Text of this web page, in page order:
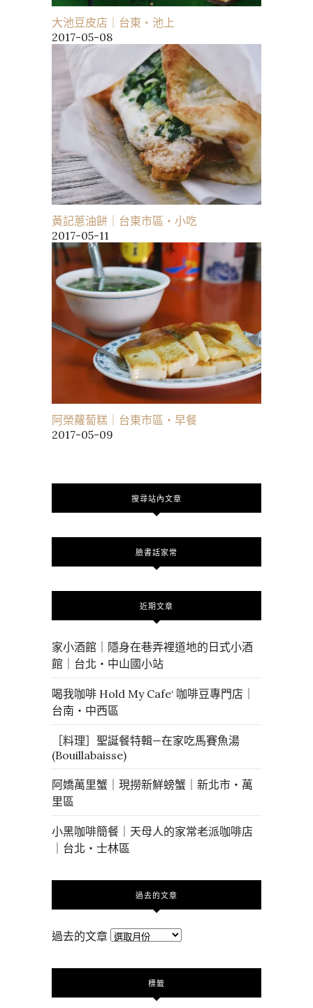
大池豆皮店｜台東・池上
2017-05-08
黃記蔥油餅｜台東市區・小吃
2017-05-11
阿榮蘿蔔糕｜台東市區・早餐
2017-05-09
搜尋站內文章
臉書話家常
近期文章
家小酒館｜隱身在巷弄裡道地的日式小酒
館｜台北・中山國小站
喝我咖啡 Hold My Cafe‘ 咖啡豆專門店｜
台南・中西區
［料理］聖誕餐特輯—在家吃馬賽魚湯
(Bouillabaisse)
阿嬌萬里蟹｜現撈新鮮螃蟹｜新北市・萬
里區
小黑咖啡簡餐｜天母人的家常老派咖啡店
｜台北・士林區
過去的文章
過去的文章
標籤